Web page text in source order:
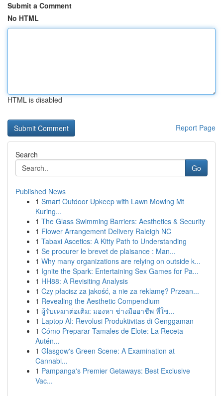
Submit a Comment
No HTML
HTML is disabled
Report Page
Search
Go
Published News
1 Smart Outdoor Upkeep with Lawn Mowing Mt
Kuring...
1 The Glass Swimming Barriers: Aesthetics & Security
1 Flower Arrangement Delivery Raleigh NC
1 Tabaxi Ascetics: A Kitty Path to Understanding
1 Se procurer le brevet de plaisance : Man...
1 Why many organizations are relying on outside k...
1 Ignite the Spark: Entertaining Sex Games for Pa...
1 HH88: A Revisiting Analysis
1 Czy płacisz za jakość, a nie za reklamę? Przean...
1 Revealing the Aesthetic Compendium
1 ผู้รับเหมาต่อเติม: มองหา ช่างมืออาชีพ ที่ใช...
1 Laptop AI: Revolusi Produktivitas di Genggaman
1 Cómo Preparar Tamales de Elote: La Receta
Autén...
1 Glasgow's Green Scene: A Examination at
Cannabi...
1 Pampanga's Premier Getaways: Best Exclusive
Vac...